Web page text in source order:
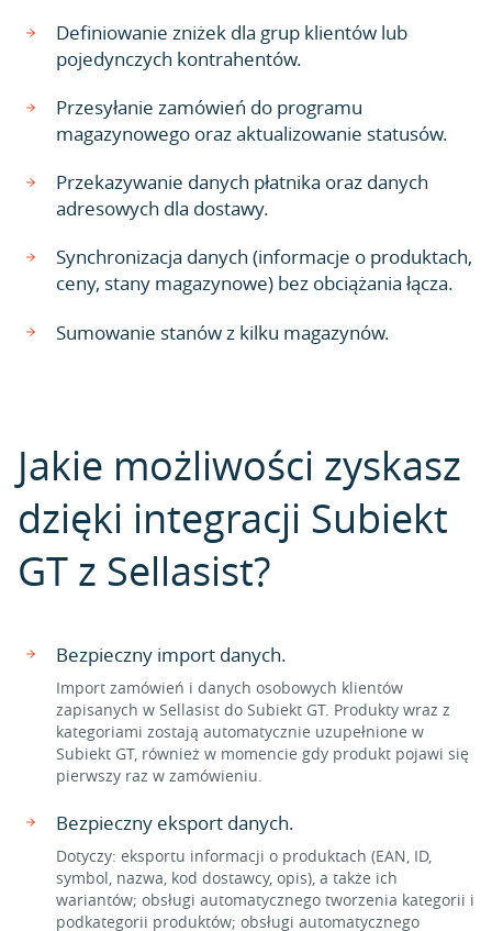
Definiowanie zniżek dla grup klientów lub
pojedynczych kontrahentów.
Przesyłanie zamówień do programu
magazynowego oraz aktualizowanie statusów.
Przekazywanie danych płatnika oraz danych
adresowych dla dostawy.
Synchronizacja danych (informacje o produktach,
ceny, stany magazynowe) bez obciążania łącza.
Sumowanie stanów z kilku magazynów.
Jakie możliwości zyskasz
dzięki integracji Subiekt
GT z Sellasist?
Bezpieczny import danych.
Import zamówień i danych osobowych klientów
zapisanych w Sellasist do Subiekt GT. Produkty wraz z
kategoriami zostają automatycznie uzupełnione w
Subiekt GT, również w momencie gdy produkt pojawi się
pierwszy raz w zamówieniu.
Bezpieczny eksport danych.
Dotyczy: eksportu informacji o produktach (EAN, ID,
symbol, nazwa, kod dostawcy, opis), a także ich
wariantów; obsługi automatycznego tworzenia kategorii i
podkategorii produktów; obsługi automatycznego